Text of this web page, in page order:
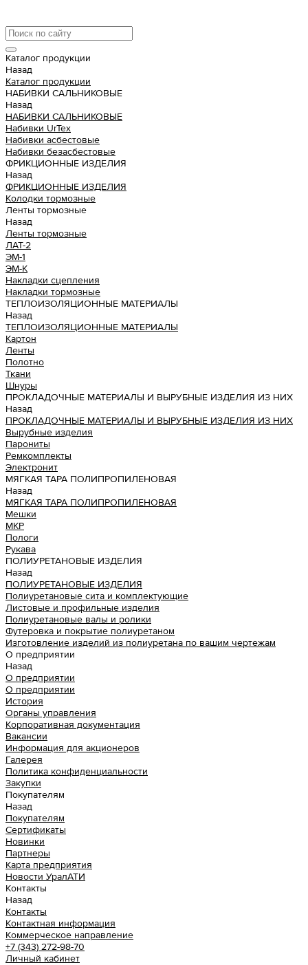
Каталог продукции
Назад
Каталог продукции
НАБИВКИ САЛЬНИКОВЫЕ
Назад
НАБИВКИ САЛЬНИКОВЫЕ
Набивки UrTex
Набивки асбестовые
Набивки безасбестовые
ФРИКЦИОННЫЕ ИЗДЕЛИЯ
Назад
ФРИКЦИОННЫЕ ИЗДЕЛИЯ
Колодки тормозные
Ленты тормозные
Назад
Ленты тормозные
ЛАТ-2
ЭМ-1
ЭМ-К
Накладки сцепления
Накладки тормозные
ТЕПЛОИЗОЛЯЦИОННЫЕ МАТЕРИАЛЫ
Назад
ТЕПЛОИЗОЛЯЦИОННЫЕ МАТЕРИАЛЫ
Картон
Ленты
Полотно
Ткани
Шнуры
ПРОКЛАДОЧНЫЕ МАТЕРИАЛЫ И ВЫРУБНЫЕ ИЗДЕЛИЯ ИЗ НИХ
Назад
ПРОКЛАДОЧНЫЕ МАТЕРИАЛЫ И ВЫРУБНЫЕ ИЗДЕЛИЯ ИЗ НИХ
Вырубные изделия
Парониты
Ремкомплекты
Электронит
МЯГКАЯ ТАРА ПОЛИПРОПИЛЕНОВАЯ
Назад
МЯГКАЯ ТАРА ПОЛИПРОПИЛЕНОВАЯ
Мешки
МКР
Пологи
Рукава
ПОЛИУРЕТАНОВЫЕ ИЗДЕЛИЯ
Назад
ПОЛИУРЕТАНОВЫЕ ИЗДЕЛИЯ
Полиуретановые сита и комплектующие
Листовые и профильные изделия
Полиуретановые валы и ролики
Футеровка и покрытие полиуретаном
Изготовление изделий из полиуретана по вашим чертежам
О предприятии
Назад
О предприятии
О предприятии
История
Органы управления
Корпоративная документация
Вакансии
Информация для акционеров
Галерея
Политика конфиденциальности
Закупки
Покупателям
Назад
Покупателям
Сертификаты
Новинки
Партнеры
Карта предприятия
Новости УралАТИ
Контакты
Назад
Контакты
Контактная информация
Коммерческое направление
+7 (343) 272-98-70
Личный кабинет